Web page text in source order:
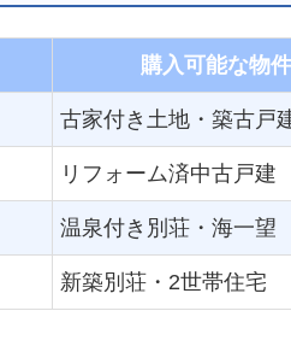
購入可能な物
古家付き土地・築古戸
リフォーム済中古戸建
温泉付き別荘・海一望
新築別荘・2世帯住宅